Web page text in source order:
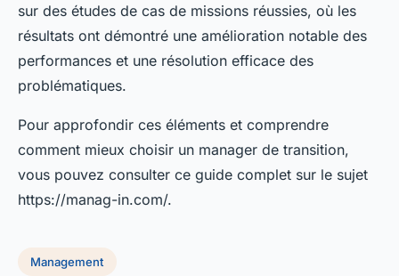
sur des études de cas de missions réussies, où les
résultats ont démontré une amélioration notable des
performances et une résolution efficace des
problématiques.
Pour approfondir ces éléments et comprendre
comment mieux choisir un manager de transition,
vous pouvez consulter ce guide complet sur le sujet
https://manag-in.com/.
Management